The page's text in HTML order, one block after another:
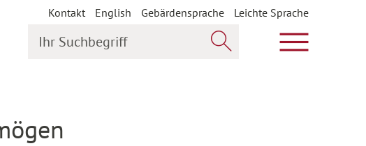
Kontakt English Gebärdensprache
Leichte Sprache
Hauptmenü